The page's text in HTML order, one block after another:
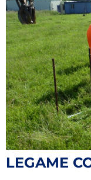
LEGAME